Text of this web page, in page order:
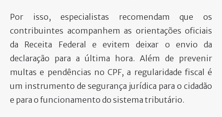
Por isso, especialistas recomendam que os
contribuintes acompanhem as orientações oficiais
da Receita Federal e evitem deixar o envio da
declaração para a última hora. Além de prevenir
multas e pendências no CPF, a regularidade fiscal é
um instrumento de segurança jurídica para o cidadão
e para o funcionamento do sistema tributário.